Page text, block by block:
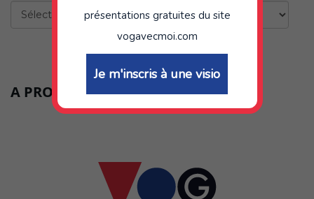
Catégories
A PROPOS DE CE BLOG
présentations gratuites du site
vogavecmoi.com
Je m'inscris à une visio